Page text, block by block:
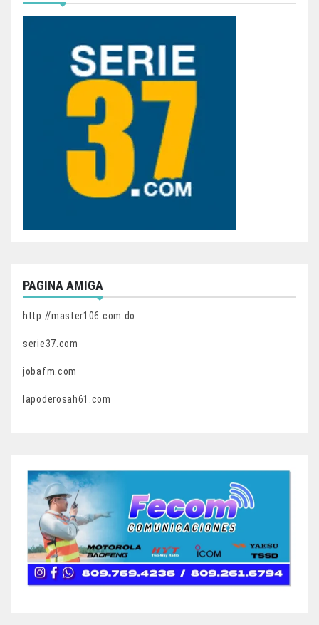
PAGINA AMIGA
http://master106.com.do
serie37.com
jobafm.com
lapoderosah61.com